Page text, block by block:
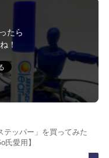
たら
！
テッパー」を買ってみた
氏愛用】